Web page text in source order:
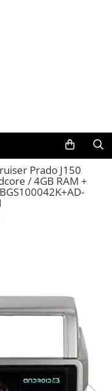
Prado J150
/ 4GB RAM +